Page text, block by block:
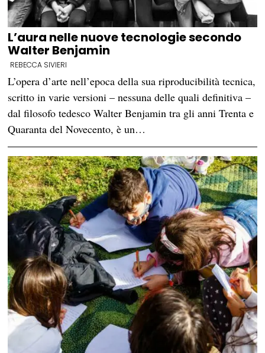
L’aura nelle nuove tecnologie secondo
Walter Benjamin
REBECCA SIVIERI
L’opera d’arte nell’epoca della sua riproducibilità tecnica,
scritto in varie versioni – nessuna delle quali definitiva –
dal filosofo tedesco Walter Benjamin tra gli anni Trenta e
Quaranta del Novecento, è un…